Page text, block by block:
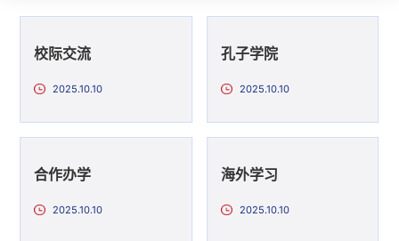
校际交流
2025.10.10
孔子学院
2025.10.10
合作办学
2025.10.10
海外学习
2025.10.10